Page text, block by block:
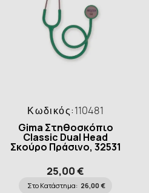
Κωδικός:110481
Gima Στηθοσκόπιο
Classic Dual Head
Σκούρο Πράσινο, 32531
25,00 €
Στο Κατάστημα: 26,00 €